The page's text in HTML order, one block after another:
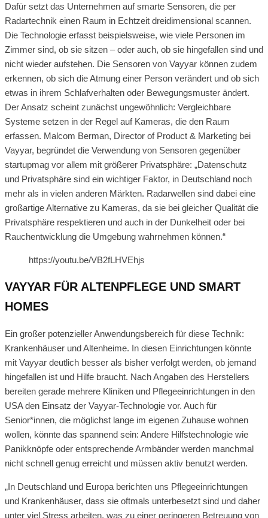
Dafür setzt das Unternehmen auf smarte Sensoren, die per
Radartechnik einen Raum in Echtzeit dreidimensional scannen.
Die Technologie erfasst beispielsweise, wie viele Personen im
Zimmer sind, ob sie sitzen – oder auch, ob sie hingefallen sind und
nicht wieder aufstehen. Die Sensoren von Vayyar können zudem
erkennen, ob sich die Atmung einer Person verändert und ob sich
etwas in ihrem Schlafverhalten oder Bewegungsmuster ändert.
Der Ansatz scheint zunächst ungewöhnlich: Vergleichbare
Systeme setzen in der Regel auf Kameras, die den Raum
erfassen. Malcom Berman, Director of Product & Marketing bei
Vayyar, begründet die Verwendung von Sensoren gegenüber
startupmag vor allem mit größerer Privatsphäre: „Datenschutz
und Privatsphäre sind ein wichtiger Faktor, in Deutschland noch
mehr als in vielen anderen Märkten. Radarwellen sind dabei eine
großartige Alternative zu Kameras, da sie bei gleicher Qualität die
Privatsphäre respektieren und auch in der Dunkelheit oder bei
Rauchentwicklung die Umgebung wahrnehmen können.“
https://youtu.be/VB2fLHVEhjs
VAYYAR FÜR ALTENPFLEGE UND SMART
HOMES
Ein großer potenzieller Anwendungsbereich für diese Technik:
Krankenhäuser und Altenheime. In diesen Einrichtungen könnte
mit Vayyar deutlich besser als bisher verfolgt werden, ob jemand
hingefallen ist und Hilfe braucht. Nach Angaben des Herstellers
bereiten gerade mehrere Kliniken und Pflegeeinrichtungen in den
USA den Einsatz der Vayyar-Technologie vor. Auch für
Senior*innen, die möglichst lange im eigenen Zuhause wohnen
wollen, könnte das spannend sein: Andere Hilfstechnologie wie
Panikknöpfe oder entsprechende Armbänder werden manchmal
nicht schnell genug erreicht und müssen aktiv benutzt werden.
„In Deutschland und Europa berichten uns Pflegeeinrichtungen
und Krankenhäuser, dass sie oftmals unterbesetzt sind und daher
unter viel Stress arbeiten, was zu einer geringeren Betreuung von